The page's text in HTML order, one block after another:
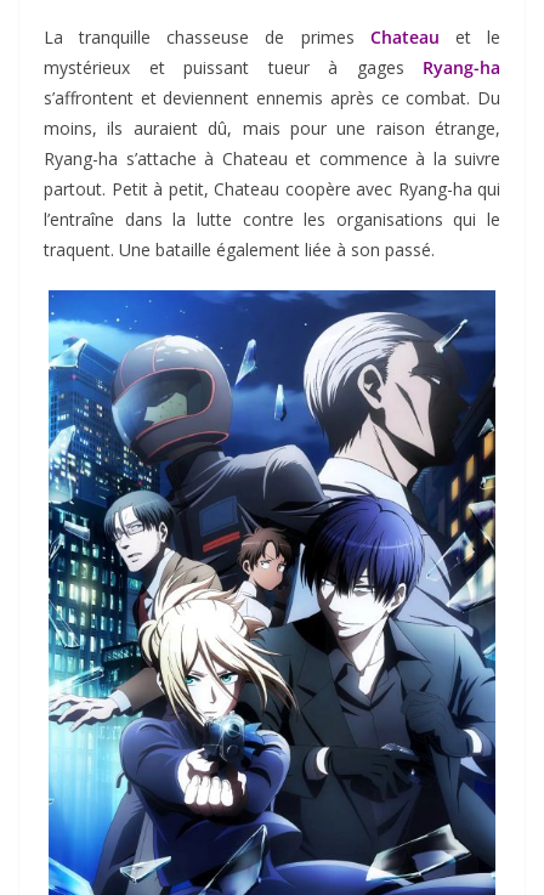
La tranquille chasseuse de primes Chateau et le
mystérieux et puissant tueur à gages Ryang-ha
s’affrontent et deviennent ennemis après ce combat. Du
moins, ils auraient dû, mais pour une raison étrange,
Ryang-ha s’attache à Chateau et commence à la suivre
partout. Petit à petit, Chateau coopère avec Ryang-ha qui
l’entraîne dans la lutte contre les organisations qui le
traquent. Une bataille également liée à son passé.